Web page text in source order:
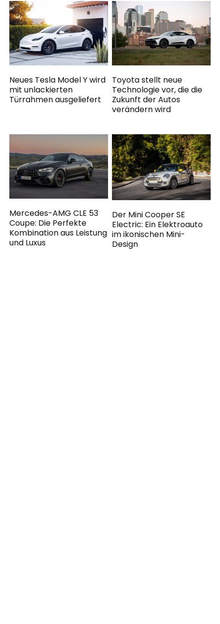
Neues Tesla Model Y wird
mit unlackierten
Türrahmen ausgeliefert
Toyota stellt neue
Technologie vor, die die
Zukunft der Autos
verändern wird
Mercedes-AMG CLE 53
Coupe: Die Perfekte
Kombination aus Leistung
und Luxus
Der Mini Cooper SE
Electric: Ein Elektroauto
im ikonischen Mini-
Design